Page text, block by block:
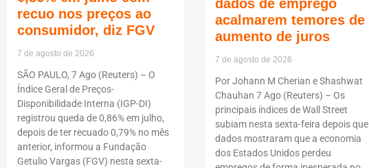
recuo nos preços ao
consumidor, diz FGV
7 de agosto de 2026
SÃO PAULO, 7 Ago (Reuters) – O
Índice Geral de Preços-
Disponibilidade Interna (IGP-DI)
registrou queda de 0,86% em julho,
depois de ter recuado 0,79% no mês
anterior, informou a Fundação
Getulio Vargas (FGV) nesta sexta-
dados de emprego
acalmarem temores de
aumento de juros
7 de agosto de 2026
Por Johann M Cherian e Shashwat
Chauhan 7 Ago (Reuters) – Os
principais índices de Wall Street
subiam nesta sexta-feira depois que
dados mostraram que a economia
dos Estados Unidos perdeu